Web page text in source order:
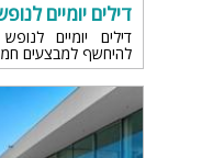
דילים יומיים
דילים יומיים
להיחשף למבצעים